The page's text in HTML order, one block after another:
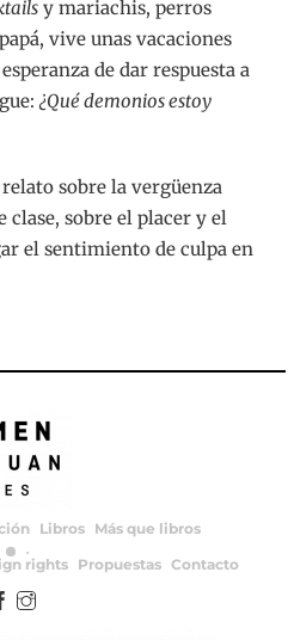
y mariachis, perros
vive unas vacaciones
de dar respuesta a
¿Qué demonios estoy
relato sobre la vergüenza
sobre el placer y el
el sentimiento de culpa en
Libros
Más que libros
rights Propuestas Contacto